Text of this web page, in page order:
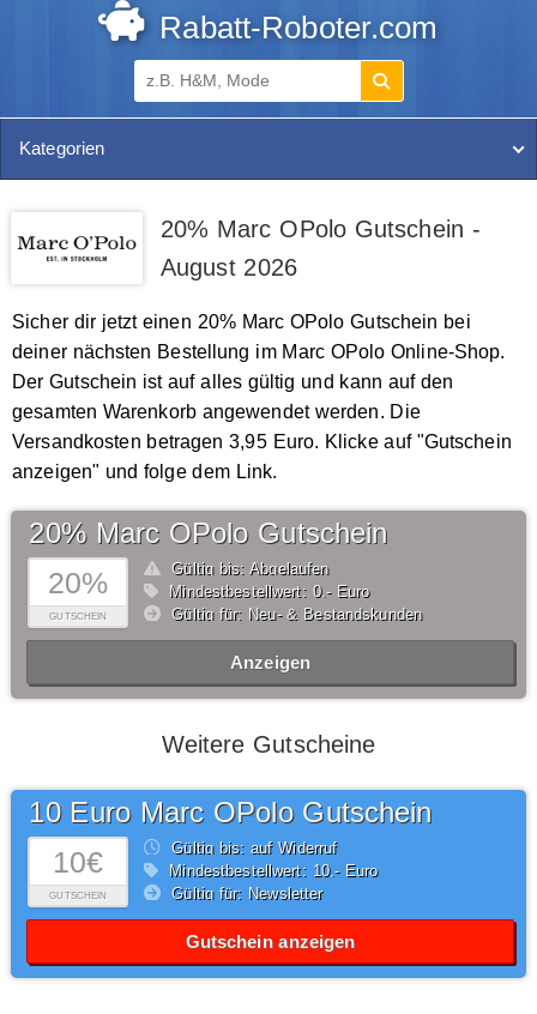
Rabatt-Roboter.com
Kategorien
20% Marc OPolo Gutschein -
August 2026
Sicher dir jetzt einen 20% Marc OPolo Gutschein bei
deiner nächsten Bestellung im Marc OPolo Online-Shop.
Der Gutschein ist auf alles gültig und kann auf den
gesamten Warenkorb angewendet werden. Die
Versandkosten betragen 3,95 Euro. Klicke auf "Gutschein
anzeigen" und folge dem Link.
20%
GUTSCHEIN
20% Marc OPolo Gutschein
Gültig bis: Abgelaufen
Mindestbestellwert: 0,- Euro
Gültig für: Neu- & Bestandskunden
Anzeigen
Weitere Gutscheine
10€
GUTSCHEIN
10 Euro Marc OPolo Gutschein
Gültig bis: auf Widerruf
Mindestbestellwert: 10,- Euro
Gültig für: Newsletter
Gutschein anzeigen